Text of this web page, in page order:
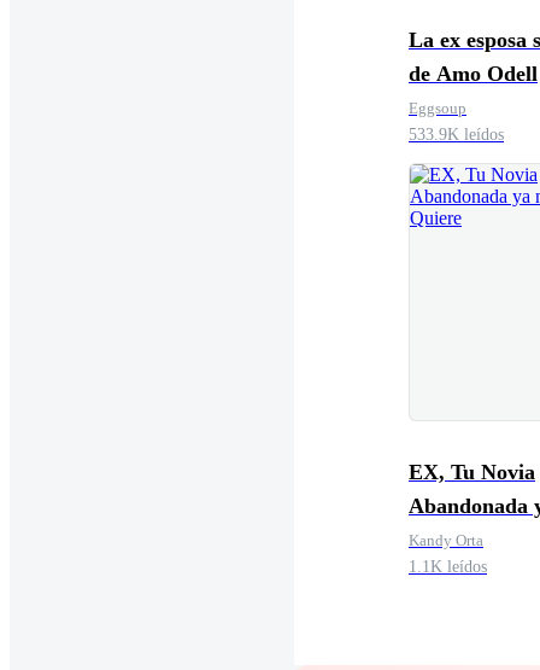
La ex esposa
de Amo Odell
Eggsoup
533.9K leídos
EX, Tu Novia
Abandonada
te Quiere
Kandy Orta
1.1K leídos